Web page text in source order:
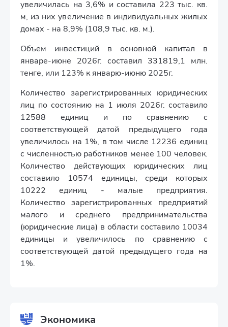
увеличилась на 3,6% и составила 223 тыс. кв.
м, из них увеличение в индивидуальных жилых
домах - на 8,9% (108,9 тыс. кв. м.).
Объем инвестиций в основной капитал в
январе-июне 2026г. составил 331819,1 млн.
тенге, или 123% к январю-июню 2025г.
Количество зарегистрированных юридических
лиц по состоянию на 1 июля 2026г. составило
12588 единиц и по сравнению с
соответствующей датой предыдущего года
увеличилось на 1%, в том числе 12236 единиц
с численностью работников менее 100 человек.
Количество действующих юридических лиц
составило 10574 единицы, среди которых
10222 единиц - малые предприятия.
Количество зарегистрированных предприятий
малого и среднего предпринимательства
(юридические лица) в области составило 10034
единицы и увеличилось по сравнению с
соответствующей датой предыдущего года на
1%.
Экономика